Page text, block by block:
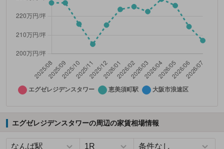
エグゼレジデンスタワーの周辺の家賃相場情報